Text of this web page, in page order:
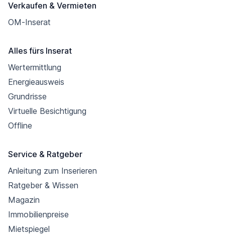
Verkaufen & Vermieten
OM-Inserat
Alles fürs Inserat
Wertermittlung
Energieausweis
Grundrisse
Virtuelle Besichtigung
Offline
Service & Ratgeber
Anleitung zum Inserieren
Ratgeber & Wissen
Magazin
Immobilienpreise
Mietspiegel